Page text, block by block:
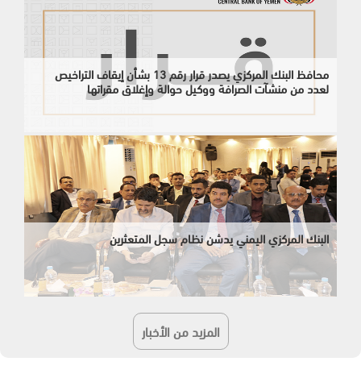
محافظ البنك المركزي يصدر قرار رقم 13 بشأن إيقاف التراخيص
لعدد من منشآت الصرافة ووكيل حوالة وإغلاق مقراتها
البنك المركزي اليمني يدشن نظام سجل المتعثرين
المزيد من الأخبار